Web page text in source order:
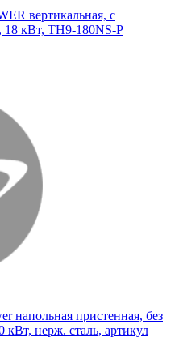
вертикальная, с
кВт, TH9-180NS-P
напольная пристенная, без
кВт, нерж. сталь, артикул